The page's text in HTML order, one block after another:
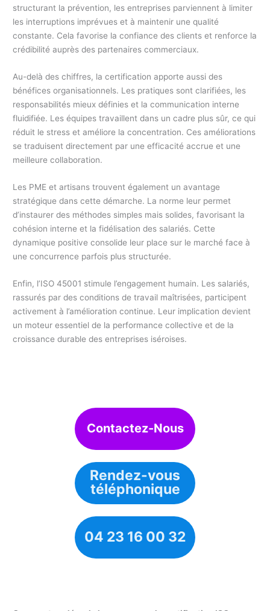
structurant la prévention, les entreprises parviennent à limiter
les interruptions imprévues et à maintenir une qualité
constante. Cela favorise la confiance des clients et renforce la
crédibilité auprès des partenaires commerciaux.
Au-delà des chiffres, la certification apporte aussi des
bénéfices organisationnels. Les pratiques sont clarifiées, les
responsabilités mieux définies et la communication interne
fluidifiée. Les équipes travaillent dans un cadre plus sûr, ce qui
réduit le stress et améliore la concentration. Ces améliorations
se traduisent directement par une efficacité accrue et une
meilleure collaboration.
Les PME et artisans trouvent également un avantage
stratégique dans cette démarche. La norme leur permet
d’instaurer des méthodes simples mais solides, favorisant la
cohésion interne et la fidélisation des salariés. Cette
dynamique positive consolide leur place sur le marché face à
une concurrence parfois plus structurée.
Enfin, l’ISO 45001 stimule l’engagement humain. Les salariés,
rassurés par des conditions de travail maîtrisées, participent
activement à l’amélioration continue. Leur implication devient
un moteur essentiel de la performance collective et de la
croissance durable des entreprises iséroises.
Contactez-Nous
Rendez-vous
téléphonique
04 23 16 00 32